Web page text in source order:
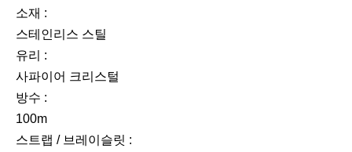
소재 :
스테인리스 스틸
유리 :
사파이어 크리스털
방수 :
100m
스트랩 / 브레이슬릿 :